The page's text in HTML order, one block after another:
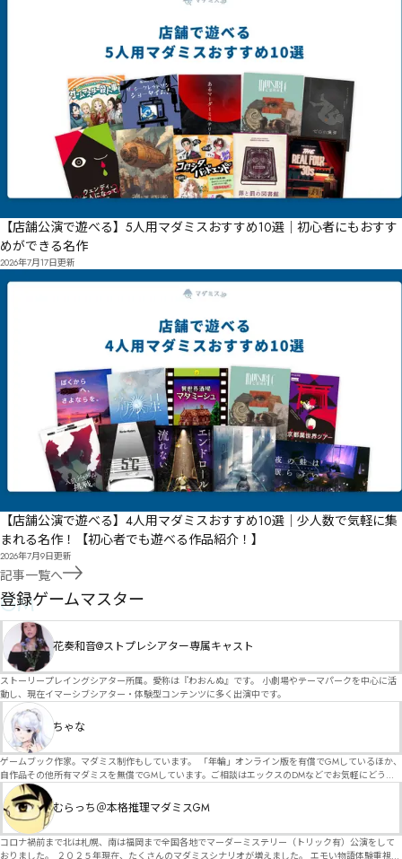
【店舗公演で遊べる】5人用マダミスおすすめ10選｜初心者にもおすす
めができる名作
2026年7月17日更新
【店舗公演で遊べる】4人用マダミスおすすめ10選｜少人数で気軽に集
まれる名作！【初心者でも遊べる作品紹介！】
2026年7月9日更新
記事一覧へ
GM
登録ゲームマスター
花奏和音@ストプレシアター専属キャスト
ストーリープレイングシアター所属。愛称は『わおんぬ』です。 小劇場やテーマパークを中心に活
動し、現在イマーシブシアター・体験型コンテンツに多く出演中です。
ちゃな
ゲームブック作家。マダミス制作もしています。 「年輪」オンライン版を有償でGMしているほか、
自作品その他所有マダミスを無償でGMしています。ご相談はエックスのDMなどでお気軽にどう
ぞ。
むらっち＠本格推理マダミスGM
コロナ禍前まで北は札幌、南は福岡まで全国各地でマーダーミステリー（トリック有）公演をして
おりました。 ２０２５年現在、たくさんのマダミスシナリオが増えました。 エモい物語体験重視の